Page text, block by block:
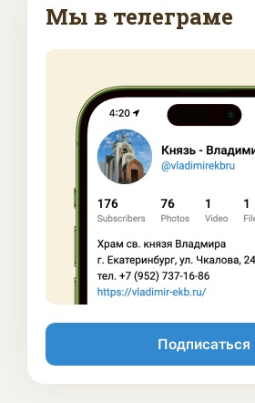
Мы в телеграме
Подписаться